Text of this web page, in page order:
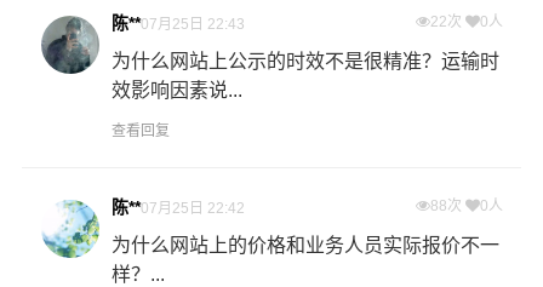
陈**07月25日 22:43 22次 0人
为什么网站上公示的时效不是很精准？运输时
效影响因素说...
查看回复
陈**07月25日 22:42 88次 0人
为什么网站上的价格和业务人员实际报价不一
样？...